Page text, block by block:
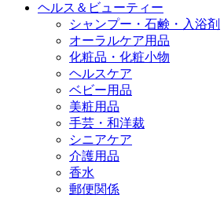
ヘルス＆ビューティー
シャンプー・石鹸・入浴剤
オーラルケア用品
化粧品・化粧小物
ヘルスケア
ベビー用品
美粧用品
手芸・和洋裁
シニアケア
介護用品
香水
郵便関係